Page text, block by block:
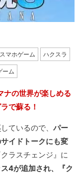
スマホゲーム ハクスラ
ーム
ナの世界が楽しめる
で蘇る！
しているので、 パー
イドトークにも変
ラスチェンジ』に
4が追加され、『ク